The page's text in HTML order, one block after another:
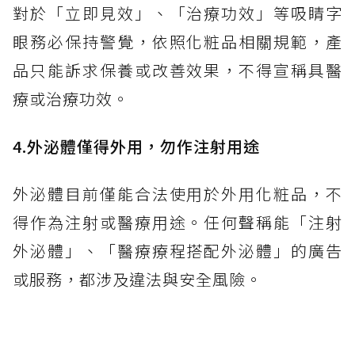
對於「立即見效」、「治療功效」等吸睛字
眼務必保持警覺，依照化粧品相關規範，產
品只能訴求保養或改善效果，不得宣稱具醫
療或治療功效。
4.外泌體僅得外用，勿作注射用途
外泌體目前僅能合法使用於外用化粧品，不
得作為注射或醫療用途。任何聲稱能「注射
外泌體」、「醫療療程搭配外泌體」的廣告
或服務，都涉及違法與安全風險。